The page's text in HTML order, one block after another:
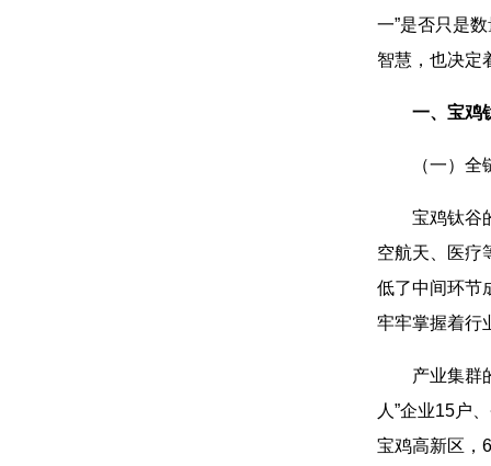
一”是否只是
智慧，也决定
一、宝鸡
（一）
宝鸡钛谷
空航天、医疗
低了中间环节
牢牢掌握着行
产业集群
人”企业15户
宝鸡高新区，